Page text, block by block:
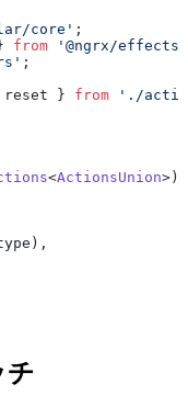
core' ;
from '@ngrx/effects'
;
reset } from './
<ActionsUnion>)
チ